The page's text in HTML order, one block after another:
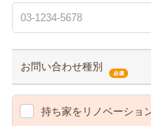
お問い合わせ種別
持ち家をリノベーショ